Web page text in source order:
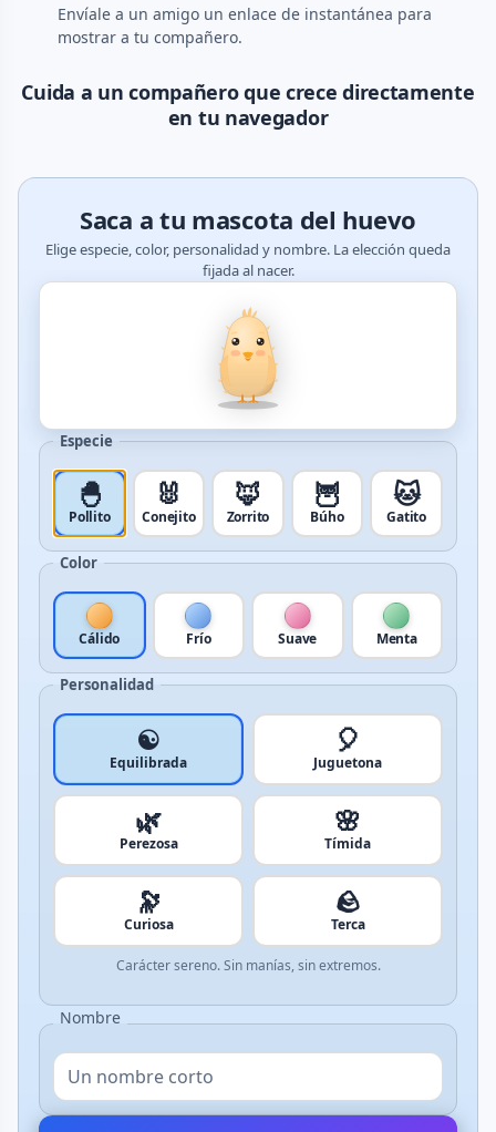
Envíale a un amigo un enlace de instantánea para
mostrar a tu compañero.
Cuida a un compañero que crece directamente
en tu navegador
Saca a tu mascota del huevo
Elige especie, color, personalidad y nombre. La elección queda
fijada al nacer.
Especie
🐣
Pollito
🐰
Conejito
🦊
Zorrito
🦉
Búho
🐱
Gatito
Color
Cálido Frío Suave Menta
Personalidad
☯️
Equilibrada
🎈
Juguetona
🌿
Perezosa
🌸
Tímida
🔭
Curiosa
🪨
Terca
Carácter sereno. Sin manías, sin extremos.
Nombre